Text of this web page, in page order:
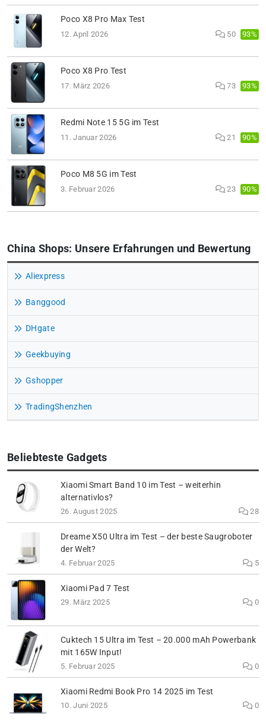
Poco X8 Pro Max Test
12. April 2026 50 93%
Poco X8 Pro Test
17. März 2026 73 93%
Redmi Note 15 5G im Test
11. Januar 2026 21 90%
Poco M8 5G im Test
3. Februar 2026 23 90%
China Shops: Unsere Erfahrungen und Bewertung
Aliexpress
Banggood
DHgate
Geekbuying
Gshopper
TradingShenzhen
Beliebteste Gadgets
Xiaomi Smart Band 10 im Test – weiterhin
alternativlos?
26. August 2025 28
Dreame X50 Ultra im Test – der beste Saugroboter
der Welt?
4. Februar 2025 5
Xiaomi Pad 7 Test
29. März 2025 0
Cuktech 15 Ultra im Test – 20.000 mAh Powerbank
mit 165W Input!
5. Februar 2025 0
Xiaomi Redmi Book Pro 14 2025 im Test
10. Juni 2025 0